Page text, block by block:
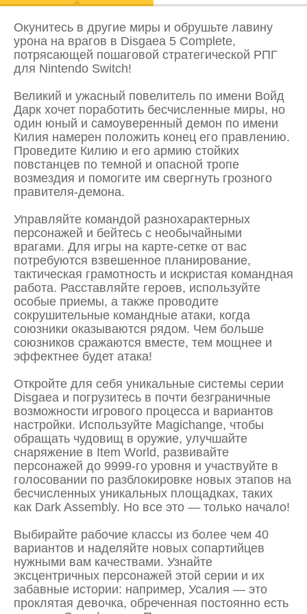
Окунитесь в другие миры и обрушьте лавину
урона на врагов в Disgaea 5 Complete,
потрясающей пошаговой стратегической РПГ
для Nintendo Switch!
Великий и ужасный повелитель по имени Войд
Дарк хочет поработить бесчисленные миры, но
один юный и самоуверенный демон по имени
Килия намерен положить конец его правлению.
Проведите Килию и его армию стойких
повстанцев по темной и опасной тропе
возмездия и помогите им свергнуть грозного
правителя-демона.
Управляйте командой разнохарактерных
персонажей и бейтесь с необычайными
врагами. Для игры на карте-сетке от вас
потребуются взвешенное планирование,
тактическая грамотность и искристая командная
работа. Расставляйте героев, используйте
особые приемы, а также проводите
сокрушительные командные атаки, когда
союзники оказываются рядом. Чем больше
союзников сражаются вместе, тем мощнее и
эффектнее будет атака!
Откройте для себя уникальные системы серии
Disgaea и погрузитесь в почти безграничные
возможности игрового процесса и вариантов
настройки. Используйте Magichange, чтобы
обращать чудовищ в оружие, улучшайте
снаряжение в Item World, развивайте
персонажей до 9999-го уровня и участвуйте в
голосовании по разблокировке новых этапов на
бесчисленных уникальных площадках, таких
как Dark Assembly. Но все это — только начало!
Выбирайте рабочие классы из более чем 40
вариантов и наделяйте новых сопартийцев
нужными вам качествами. Узнайте
эксцентричных персонажей этой серии и их
забавные истории: например, Усалия — это
проклятая девочка, обреченная постоянно есть